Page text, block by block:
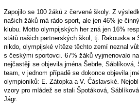
Zapojilo se 100 žáků z červené školy. Z
našich žáků má rádo sport, ale jen 46% je
klubu. Motto olympijských her zná jen 16%
států našich partnerských škol, tj. Rakouska a
nikdo, olympijské vítěze těchto zemí neznal
s českými sportovci. 67% žáků vyjmenovalo
nejčastěji se objevila jména Šebrle, Sáblíková,
team, v jednom případě se dokonce objevila
olympioniků: E. Zátopka a V. Čáslavské.
vzory pro mládež se stali Špotáková,
Jágr.